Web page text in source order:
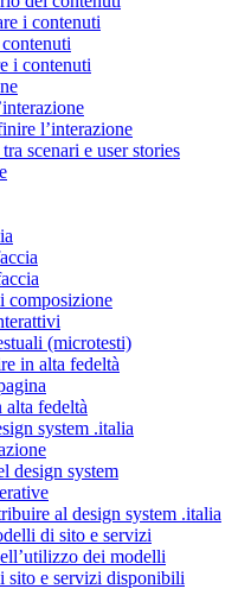
i contenuti
i contenuti
l’interazione
scenari e user stories
composizione
(microtesti)
in alta fedeltà
fedeltà
system .italia
design system
al design system .italia
di sito e servizi
dei modelli
sito e servizi disponibili